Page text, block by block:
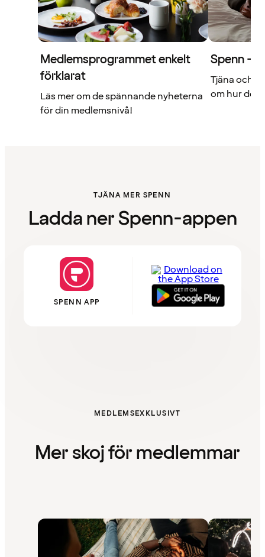
Medlemsprogrammet enkelt
förklarat
Läs mer om de spännande nyheterna
för din medlemsnivå!
Spenn –
Tjäna och
om hur det
TJÄNA MER SPENN
Ladda ner Spenn-appen
SPENN APP
MEDLEMSEXKLUSIVT
Mer skoj för medlemmar